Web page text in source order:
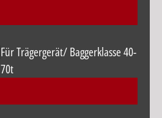
Für Trägergerät/ Baggerklasse 40-
70t